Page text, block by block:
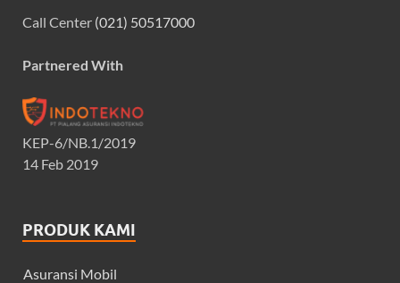
Call Center (021) 50517000
Partnered With
KEP-6/NB.1/2019
14 Feb 2019
PRODUK KAMI
Asuransi Mobil